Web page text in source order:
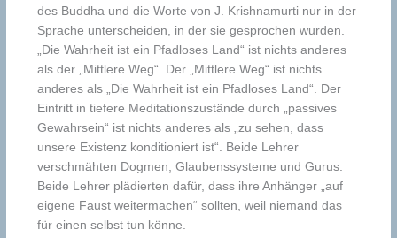
des Buddha und die Worte von J. Krishnamurti nur in der
Sprache unterscheiden, in der sie gesprochen wurden.
„Die Wahrheit ist ein Pfadloses Land“ ist nichts anderes
als der „Mittlere Weg“. Der „Mittlere Weg“ ist nichts
anderes als „Die Wahrheit ist ein Pfadloses Land“. Der
Eintritt in tiefere Meditationszustände durch „passives
Gewahrsein“ ist nichts anderes als „zu sehen, dass
unsere Existenz konditioniert ist“. Beide Lehrer
verschmähten Dogmen, Glaubenssysteme und Gurus.
Beide Lehrer plädierten dafür, dass ihre Anhänger „auf
eigene Faust weitermachen“ sollten, weil niemand das
für einen selbst tun könne.